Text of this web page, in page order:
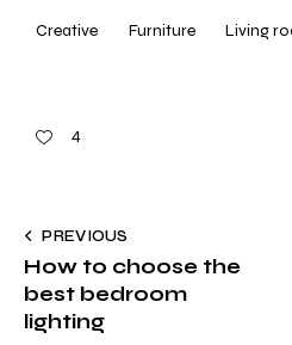
Creative Furniture Living
4
PREVIOUS
How to choose the
best bedroom
lighting